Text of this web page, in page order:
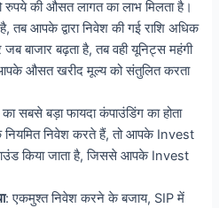
की औसत लागत का लाभ मिलता है।
है, तब आपके द्वारा निवेश की गई राशि अधिक
बाजार बढ़ता है, तब वही यूनिट्स महंगी
औसत खरीद मूल्य को संतुलित करता
सबसे बड़ा फायदा कंपाउंडिंग का होता
निवेश करते हैं, तो आपके Invest
किया जाता है, जिससे आपके Invest
: एकमुश्त निवेश करने के बजाय, SIP में